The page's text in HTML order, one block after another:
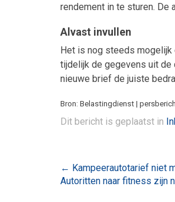
rendement in te sturen. De
Alvast invullen
Het is nog steeds mogelijk
tijdelijk de gegevens uit de
nieuwe brief de juiste
Bron: Belastingdienst |
Dit bericht is geplaatst in
Bericht
← Kampeerautotarief niet
Autoritten naar fitness zijn